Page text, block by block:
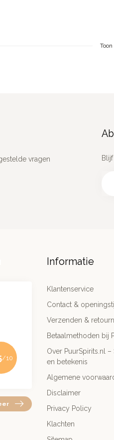
Toon
vragen
/10
Informatie
Klantenservice
Contact &
Verzenden &
Betaalmethoden bij
Over PuurSpirits.nl
en betekenis
Algemene
Disclaimer
Privacy Policy
Klachten